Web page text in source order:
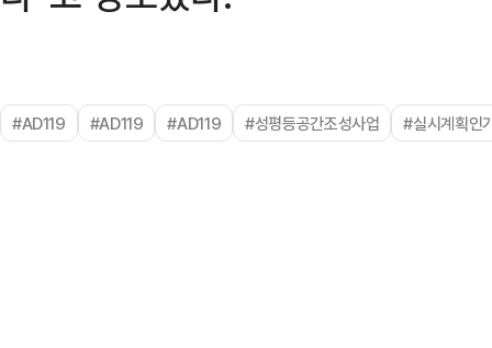
#AD119 #AD119 #AD119 #성평등공간조성사업 #실시계획인